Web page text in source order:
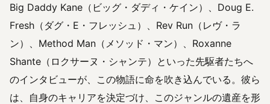
Big Daddy Kane（ビッグ・ダディ・ケイン）、Doug E.
Fresh（ダグ・E・フレッシュ）、Rev Run（レヴ・ラ
ン）、Method Man（メソッド・マン）、Roxanne
Shante（ロクサーヌ・シャンテ）といった先駆者たちへ
のインタビューが、この物語に命を吹き込んでいる。彼ら
は、自身のキャリアを決定づけ、このジャンルの遺産を形